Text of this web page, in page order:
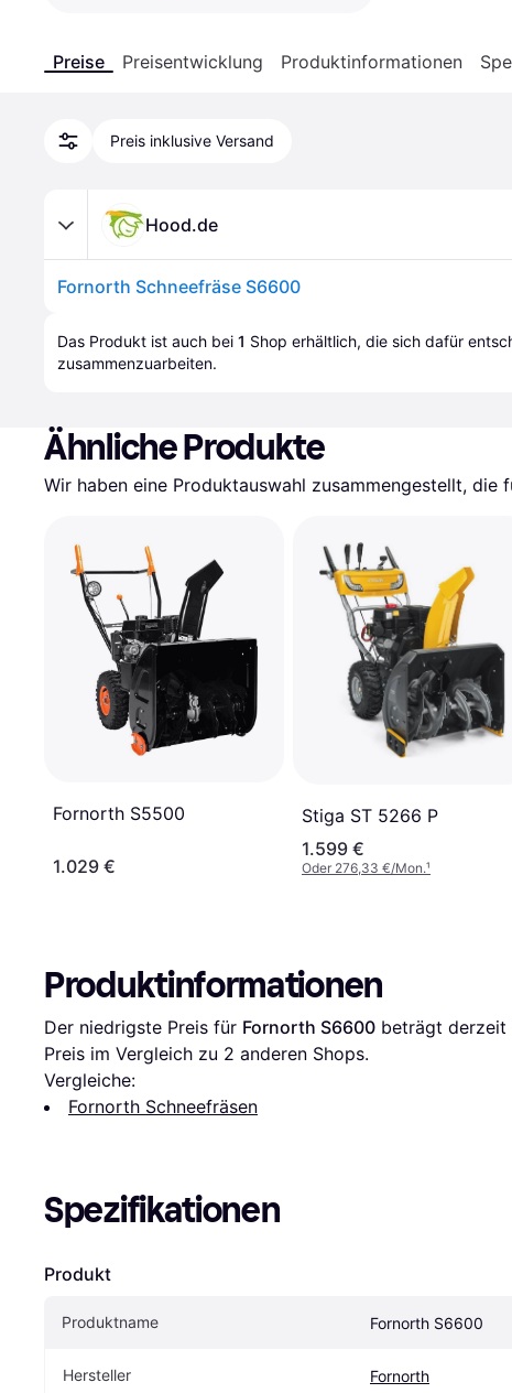
Preise Preisentwicklung Produktinformationen
Preis inklusive Versand
Hood.de
Fornorth Schneefräse S6600
Das Produkt ist auch bei 1 Shop erhältlich, die sich dafür
zusammenzuarbeiten.
Ähnliche Produkte
Wir haben eine Produktauswahl zusammengestellt, die
Fornorth S5500
1.029 €
Stiga ST 5266 P
1.599 €
Oder 276,33 €/Mon.¹
Produktinformationen
Der niedrigste Preis für Fornorth S6600 beträgt derzeit
Preis im Vergleich zu 2 anderen Shops.
Vergleiche:
Fornorth Schneefräsen
Spezifikationen
Produkt
Produktname Fornorth S6600
Hersteller Fornorth